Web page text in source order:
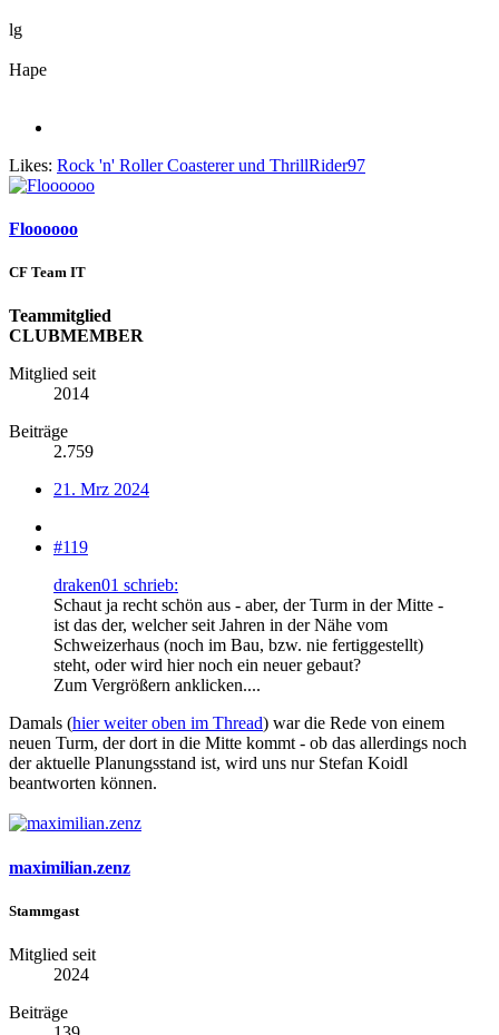
lg
Hape
Likes: Rock 'n' Roller Coastererund ThrillRider97
Floooooo
CF Team IT
Teammitglied
CLUBMEMBER
Mitglied seit
2014
Beiträge
2.759
21. Mrz 2024
#119
draken01 schrieb:
Schaut ja recht schön aus - aber, der Turm in der Mitte -
ist das der, welcher seit Jahren in der Nähe vom
Schweizerhaus (noch im Bau, bzw. nie fertiggestellt)
steht, oder wird hier noch ein neuer gebaut?
Zum Vergrößern anklicken....
Damals (hier weiter oben im Thread) war die Rede von einem
neuen Turm, der dort in die Mitte kommt - ob das allerdings noch
der aktuelle Planungsstand ist, wird uns nur Stefan Koidl
beantworten können.
maximilian.zenz
Stammgast
Mitglied seit
2024
Beiträge